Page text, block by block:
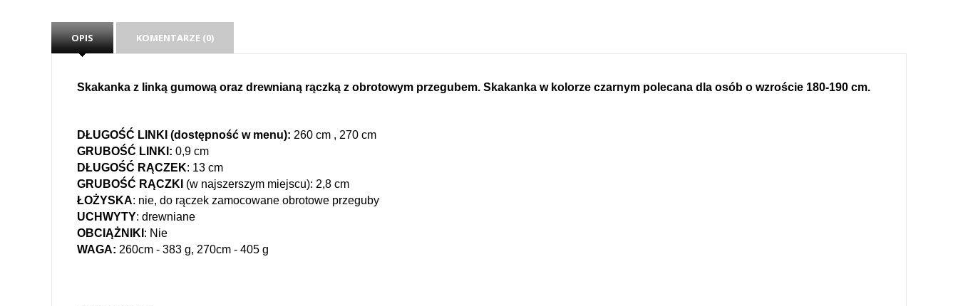
OPIS KOMENTARZE (0)
Skakanka z linką gumową oraz drewnianą rączką z obrotowym przegubem. Skakanka w kolorze czarnym polecana dla osób o wzroście 180-190 cm.
DŁUGOŚĆ LINKI (dostępność w menu): 260 cm , 270 cm
GRUBOŚĆ LINKI: 0,9 cm
DŁUGOŚĆ RĄCZEK: 13 cm
GRUBOŚĆ RĄCZKI (w najszerszym miejscu): 2,8 cm
ŁOŻYSKA: nie, do rączek zamocowane obrotowe przeguby
UCHWYTY: drewniane
OBCIĄŻNIKI : Nie
WAGA: 260cm - 383 g, 270cm - 405 g